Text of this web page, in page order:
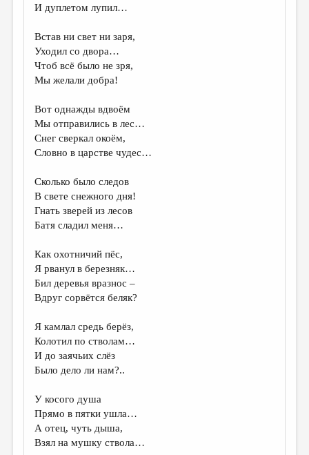
ОТ РЕДАКЦИИ
МАЛАЯ ПРОЗА
ЭССЕИСТИКА
ЛИТЕРАТУРОВЕДЕНИЕ
КУЛЬТУРОВЕДЕНИЕ
ПУБЛИЦИСТИКА
РЕЦЕНЗИРОВАНИЕ
ЦИКЛЫ ПУБЛИКАЦИЙ
ТРЕДИАКОВСКИЙ
МЕДИА
ВКОНТАКТЕ
И дуплетом лупил…
Встав ни свет ни заря,
Уходил со двора…
Чтоб всё было не зря,
Мы желали добра!
Вот однажды вдвоём
Мы отправились в лес…
Снег сверкал окоём,
Словно в царстве чудес…
Сколько было следов
В свете снежного дня!
Гнать зверей из лесов
Батя сладил меня…
Как охотничий пёс,
Я рванул в березняк…
Бил деревья вразнос –
Вдруг сорвётся беляк?
Я камлал средь берёз,
Колотил по стволам…
И до заячьих слёз
Было дело ли нам?..
У косого душа
Прямо в пятки ушла…
А отец, чуть дыша,
Взял на мушку ствола…